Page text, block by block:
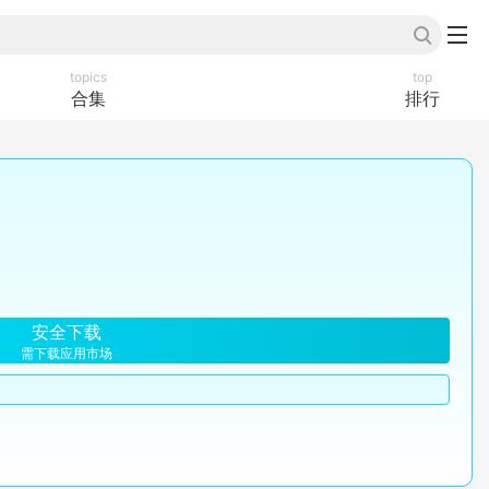
topics
合集
top
排行
安全下载
需下载应用市场